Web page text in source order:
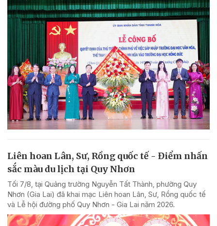
Liên hoan Lân, Sư, Rồng quốc tế - Điểm nhấn
sắc màu du lịch tại Quy Nhơn
Tối 7/8, tại Quảng trường Nguyễn Tất Thành, phường Quy
Nhơn (Gia Lai) đã khai mạc Liên hoan Lân, Sư, Rồng quốc tế
và Lễ hội đường phố Quy Nhơn - Gia Lai năm 2026.